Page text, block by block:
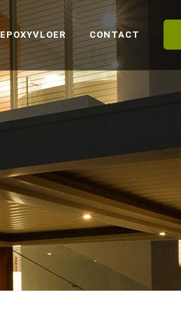
EPOXYVLOER CONTACT